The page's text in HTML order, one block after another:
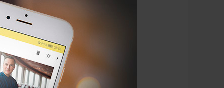
erstmals einen
befindet sich die